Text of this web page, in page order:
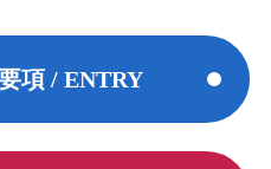
項 / ENTRY